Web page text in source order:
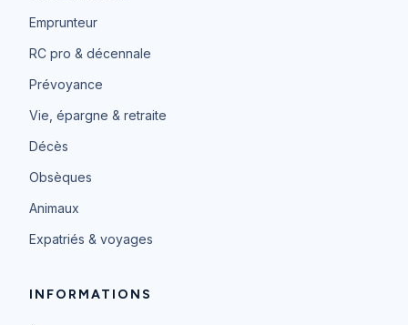
Emprunteur
RC pro & décennale
Prévoyance
Vie, épargne & retraite
Décès
Obsèques
Animaux
Expatriés & voyages
INFORMATIONS